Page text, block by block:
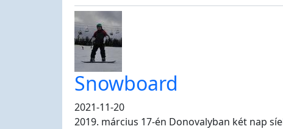
Snowboard
2021-11-20
2019. március 17-én Donovalyban két nap